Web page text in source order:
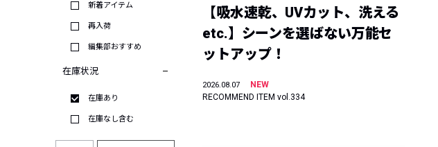
新着アイテム
再入荷
編集部おすすめ
在庫状況
在庫あり
在庫なし含む
【吸水速乾、UVカット、洗える
etc.】シーンを選ばない万能セ
ットアップ！
2026.08.07
NEW
RECOMMEND ITEM vol.334